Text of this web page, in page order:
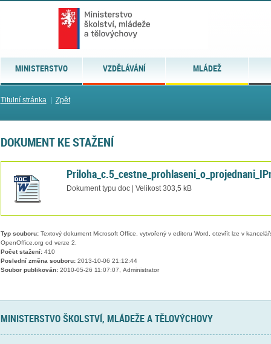
MINISTERSTVO VZDĚLÁVÁNÍ MLÁDEŽ
Titulní stránka| Zpět
DOKUMENT KE STAŽENÍ
Dokument typu doc | Velikost 303,5 kB
Typ souboru:Textový dokument Microsoft Office, vytvořený v editoru Word, otevřít lze v
OpenOffice.org od verze 2.
Počet stažení:410
Poslední změna souboru:2013-10-06 21:12:44
Soubor publikován:2010-05-26 11:07:07, Administrator
MINISTERSTVO ŠKOLSTVÍ, MLÁDEŽE A TĚLOVÝCHOVY